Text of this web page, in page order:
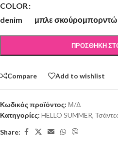
COLOR
denim
μπλε σκούρομπορντώ
ΠΡΟΣΘΉΚΗ
Compare Add to wishlist
Κωδικός προϊόντος: Μ/Δ
Κατηγορίες: HELLO SUMMER,
Share: